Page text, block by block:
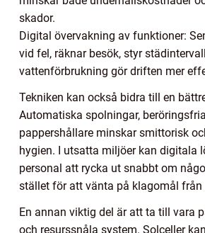
skador.
Digital övervakning av funktioner:
vid fel, räknar besök, styr
vattenförbrukning gör driften mer
Tekniken kan också bidra till en
Automatiska spolningar,
pappershållare minskar smittorisk
hygien. I utsatta miljöer kan digitala
personal att rycka ut snabbt om
stället för att vänta på klagomål från
En annan viktig del är att ta till vara
och resurssnåla system. Solceller